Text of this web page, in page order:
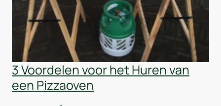
3 Voordelen voor het Huren van
een Pizzaoven